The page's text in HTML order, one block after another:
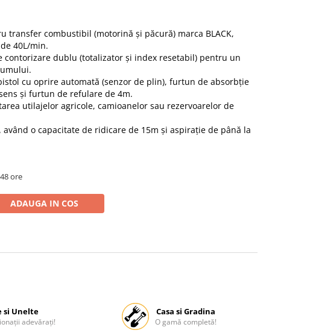
transfer combustibil (motorină și păcură) marca BLACK,
40L/min.
contorizare dublu (totalizator și index resetabil) pentru un
cu oprire automată (senzor de plin), furtun de absorbție
și furtun de refulare de 4m.
utilajelor agricole, camioanelor sau rezervoarelor de
având o capacitate de ridicare de 15m și aspirație de până la
ore
ADAUGA IN COS
si Unelte
adevărați!
Casa si Gradina
O gamă completă!